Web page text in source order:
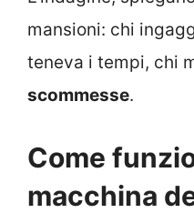
mansioni: chi
teneva i tempi, chi
scommesse.
Come
macchina